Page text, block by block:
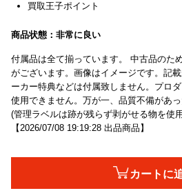
買取王子ポイント
商品状態： 非常に良い
付属品は全て揃っています。 中古品のた
がございます。画像はイメージです。記
ーカー特典などは付属致しません。プロ
使用できません。万が一、品質不備があ
(管理ラベルは跡が残らず剥がせる物を使
【2026/07/08 19:19:28 出品商品】
カートに